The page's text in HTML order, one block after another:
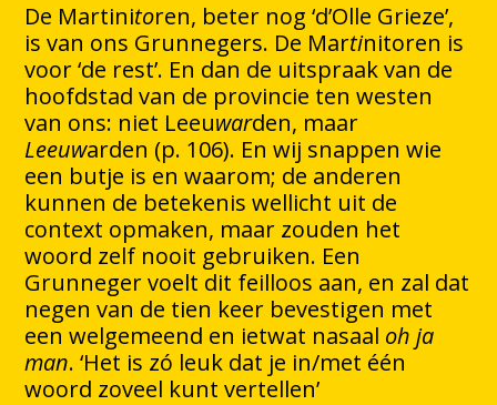
De Martinitoren, beter nog ‘d’Olle Grieze’,
is van ons Grunnegers. De Martinitoren is
voor ‘de rest’. En dan de uitspraak van de
hoofdstad van de provincie ten westen
van ons: niet Leeuwarden, maar
Leeuwarden (p. 106). En wij snappen wie
een butje is en waarom; de anderen
kunnen de betekenis wellicht uit de
context opmaken, maar zouden het
woord zelf nooit gebruiken. Een
Grunneger voelt dit feilloos aan, en zal dat
negen van de tien keer bevestigen met
een welgemeend en ietwat nasaal oh ja
man. ‘Het is zó leuk dat je in/met één
woord zoveel kunt vertellen’